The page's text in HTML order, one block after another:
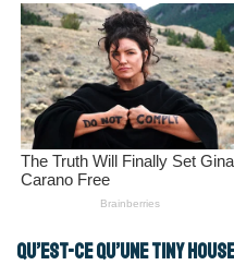
Qu’est-ce qu’une Tiny